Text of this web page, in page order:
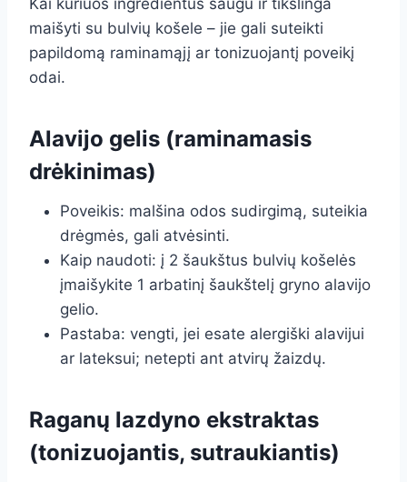
Kai kuriuos ingredientus saugu ir tikslinga
maišyti su bulvių košele – jie gali suteikti
papildomą raminamąjį ar tonizuojantį poveikį
odai.
Alavijo gelis (raminamasis
drėkinimas)
Poveikis: malšina odos sudirgimą, suteikia
drėgmės, gali atvėsinti.
Kaip naudoti: į 2 šaukštus bulvių košelės
įmaišykite 1 arbatinį šaukštelį gryno alavijo
gelio.
Pastaba: vengti, jei esate alergiški alavijui
ar lateksui; netepti ant atvirų žaizdų.
Raganų lazdyno ekstraktas
(tonizuojantis, sutraukiantis)